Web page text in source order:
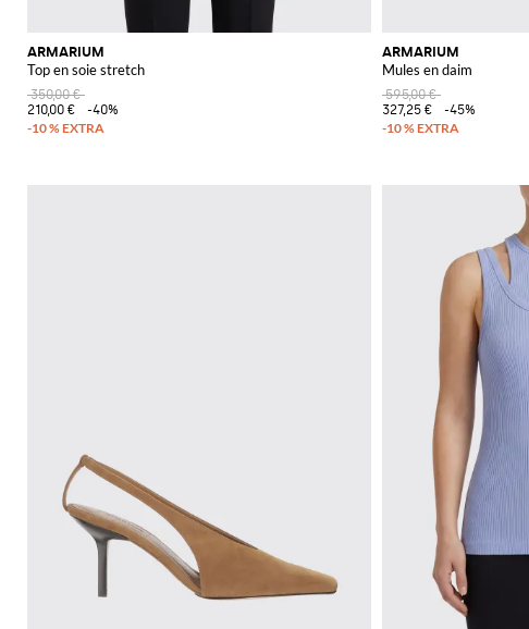
ARMARIUM
Top en soie stretch
350,00 €
210,00 €
-40%
ARMARIUM
Mules en daim
595,00 €
327,25 €
-45%